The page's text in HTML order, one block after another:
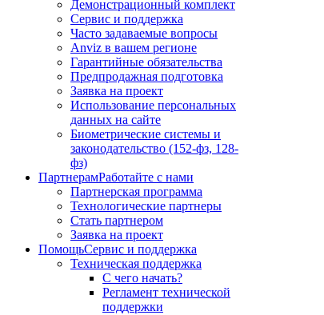
Демонстрационный комплект
Сервис и поддержка
Часто задаваемые вопросы
Anviz в вашем регионе
Гарантийные обязательства
Предпродажная подготовка
Заявка на проект
Использование персональных
данных на сайте
Биометрические системы и
законодательство (152-фз, 128-
фз)
ПартнерамРаботайте с нами
Партнерская программа
Технологические партнеры
Стать партнером
Заявка на проект
ПомощьСервис и поддержка
Техническая поддержка
С чего начать?
Регламент технической
поддержки